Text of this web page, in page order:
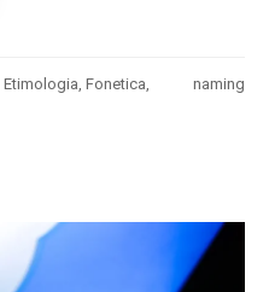
naming
Etimologia, Fonetica,